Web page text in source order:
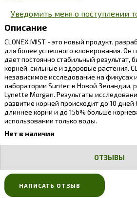
Уведомить меня о поступлении
Описание
CLONEX MIST - это новый продукт,
для более успешного клонирования. Он
дает постоянно стабильный результат,
корней, сильные и здоровые растения.
независимое исследование на фикусах
лаборатории Suntec в Новой Зеландии,
Lynette Morgan. Результаты
развитие корней происходит до 10 дней
длиннее корни и до 156% больше
использовании только воды.
Нет в наличии
ОТЗЫВЫ
НАПИСАТЬ ОТЗЫВ